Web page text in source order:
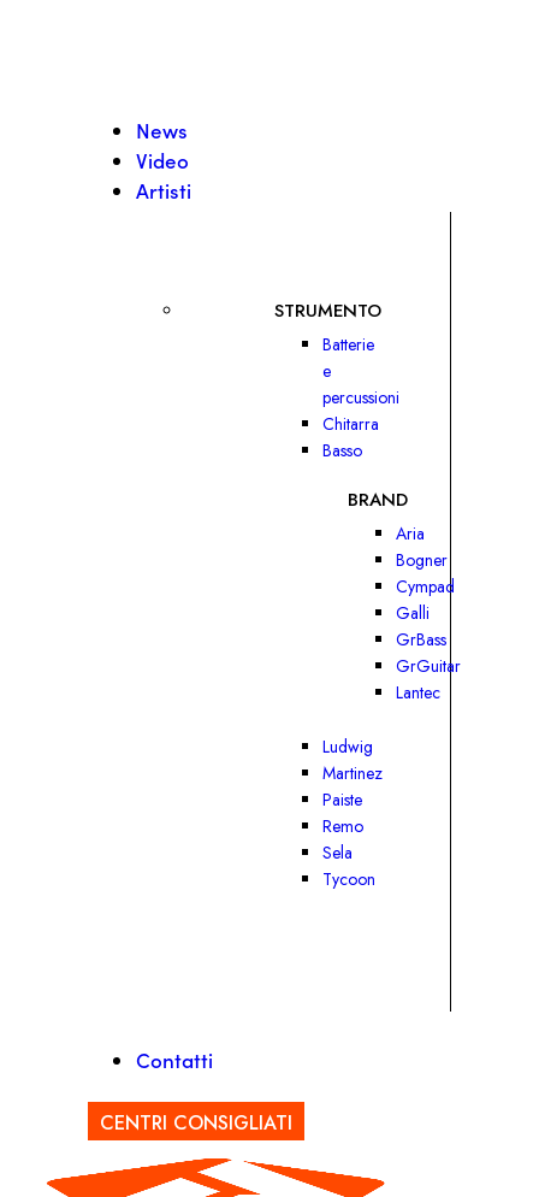
News
Video
Artisti
STRUMENTO
Batterie
e
percussioni
Chitarra
Basso
BRAND
Aria
Bogner
Cympad
Galli
GrBass
GrGuitar
Lantec
Ludwig
Martinez
Paiste
Remo
Sela
Tycoon
Contatti
CENTRI CONSIGLIATI